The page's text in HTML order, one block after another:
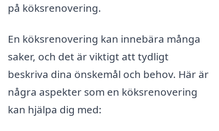
på köksrenovering.
En köksrenovering kan innebära många
saker, och det är viktigt att tydligt
beskriva dina önskemål och behov. Här är
några aspekter som en köksrenovering
kan hjälpa dig med: